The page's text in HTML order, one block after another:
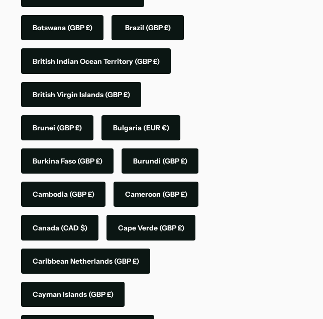
Botswana (GBP £) Brazil (GBP £)
British Indian Ocean Territory (GBP £)
British Virgin Islands (GBP £)
Brunei (GBP £) Bulgaria (EUR €)
Burkina Faso(GBP £) Burundi (GBP £)
Cambodia (GBP £) Cameroon (GBP £)
Canada (CAD $) Cape Verde (GBP £)
Caribbean Netherlands (GBP £)
Cayman Islands (GBP £)